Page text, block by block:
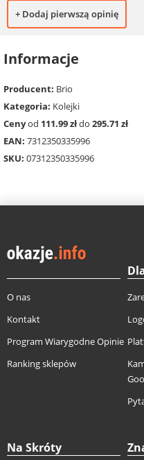
+ Dodaj pierwszą opinię
Informacje
Producent: Brio
Kategoria: Kolejki
Cenyod 111.99 złdo 295.71 zł
EAN: 7312350335996
SKU: 07312350335996
O nas
Kontakt
Program Wiarygodne Opinie
Ranking sklepów
Na Skróty